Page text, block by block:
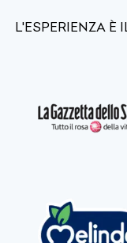
L'ESPERIENZA